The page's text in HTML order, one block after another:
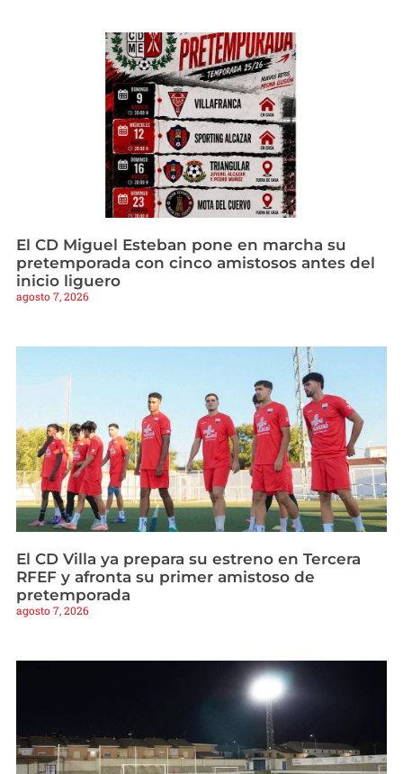
El CD Miguel Esteban pone en marcha su
pretemporada con cinco amistosos antes del
inicio liguero
agosto 7, 2026
El CD Villa ya prepara su estreno en Tercera
RFEF y afronta su primer amistoso de
pretemporada
agosto 7, 2026